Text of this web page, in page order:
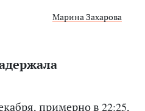
Марина Захарова
примерно в 22:25,